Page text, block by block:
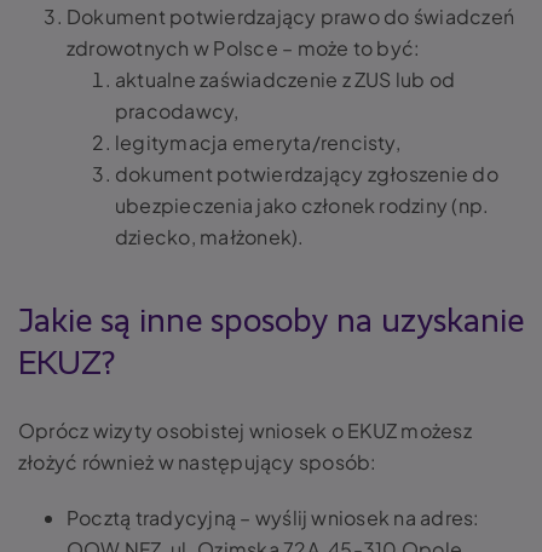
Dokument potwierdzający prawo do świadczeń
zdrowotnych w Polsce – może to być:
aktualne zaświadczenie z ZUS lub od
pracodawcy,
legitymacja emeryta/rencisty,
dokument potwierdzający zgłoszenie do
ubezpieczenia jako członek rodziny (np.
dziecko, małżonek).
Jakie są inne sposoby na uzyskanie
EKUZ?
Oprócz wizyty osobistej wniosek o EKUZ możesz
złożyć również w następujący sposób:
Pocztą tradycyjną – wyślij wniosek na adres: